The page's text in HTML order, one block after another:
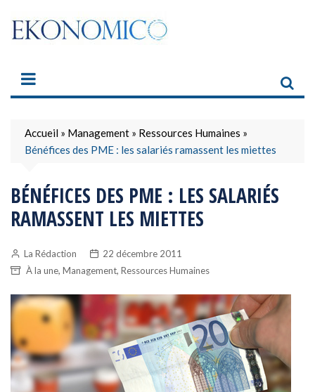
content
Accueil » Management » Ressources Humaines »
Bénéfices des PME : les salariés ramassent les miettes
BÉNÉFICES DES PME : LES SALARIÉS
RAMASSENT LES MIETTES
La Rédaction
22 décembre 2011
À la une, Management, Ressources Humaines